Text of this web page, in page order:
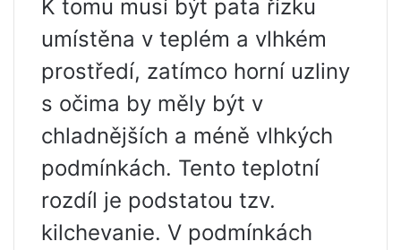
K tomu musí být pata řízku
umístěna v teplém a vlhkém
prostředí, zatímco horní uzliny
s očima by měly být v
chladnějších a méně vlhkých
podmínkách. Tento teplotní
rozdíl je podstatou tzv.
kilchevanie. V podmínkách